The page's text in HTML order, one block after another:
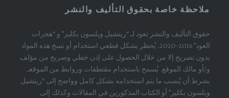
ملاحظة خاصة بحقوق التأليف والنشر
حقوق التأليف والنشر تعود لـ “ريتشيل ويلسون بكليز” و “هجرات
العود” 2016-2020. يُحظر بشكل قطعي استخدام أو نسخ هذه المواد
بدون تصريح إلا من خلال الحصول على إذن خطي وصريح من مؤلف
و/أو مالك الموقع. يُسمح باستخدام مقتطفات وروابط من الموقعـ
بشرط أن يُنسب ما يتم استخدامه بشكل كامل وواضح إلى “ريتشيل
ويلسون بكليز” أو الكتاب المذكورين في المقالات وكذلك إلى